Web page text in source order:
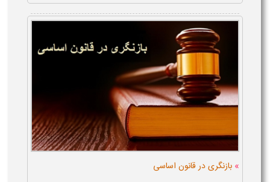
در این مقاله به بررسی خویشاوندان سببی و نسبی بر طبق قانون
می پردازیم . ...
» بازنگری در قانون اساسی